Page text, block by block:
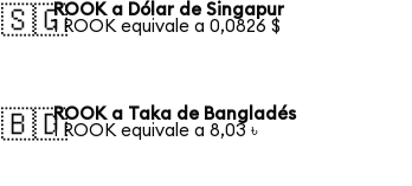
🇸🇬ROOK a Dólar de Singapur
1 ROOK equivale a 0,0826 $
🇧🇩ROOK a Taka de Bangladés
1 ROOK equivale a 8,03 ৳